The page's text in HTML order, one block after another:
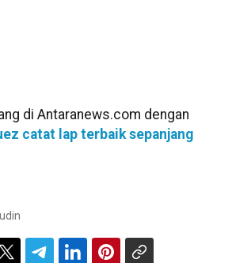
di Antaranews.com dengan
catat lap terbaik sepanjang